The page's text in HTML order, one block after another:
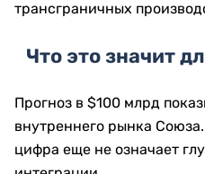
трансграничных
Что это значит
Прогноз в $100 млрд
внутреннего рынка
цифра еще не означает